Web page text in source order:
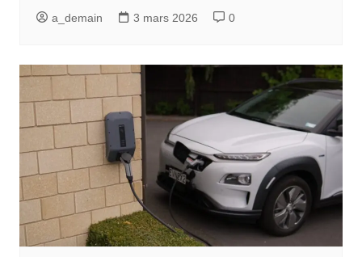
a_demain 3 mars 2026 0